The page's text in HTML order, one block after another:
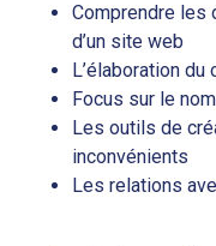
Comprendre les
d’un site web
L’élaboration
Focus sur le
Les outils de
inconvénients
Les relations